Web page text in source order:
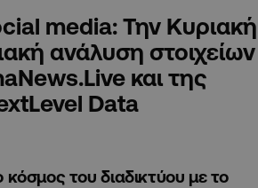
media: Την Κυριακή
ανάλυση στοιχείων
και της
Data
κόσμος του διαδικτύου με το